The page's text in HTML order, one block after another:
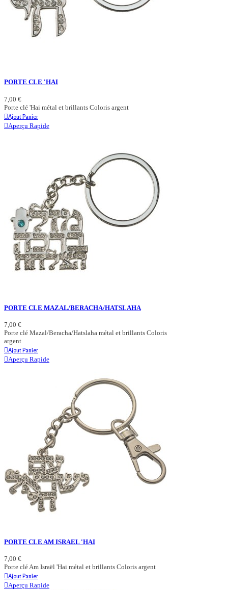
PORTE CLE 'HAI
7,00 €
Porte clé 'Hai métal et brillants Coloris argent
Ajout Panier
Aperçu Rapide
PORTE CLE MAZAL/BERACHA/HATSLAHA
7,00 €
Porte clé Mazal/Beracha/Hatslaha métal et brillants Coloris
argent
Ajout Panier
Aperçu Rapide
PORTE CLE AM ISRAEL 'HAI
7,00 €
Porte clé Am Israël 'Hai métal et brillants Coloris argent
Ajout Panier
Aperçu Rapide